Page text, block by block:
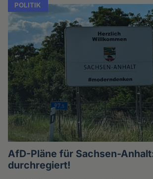
POLITIK
AfD-Pläne für Sachsen-
durchregiert!